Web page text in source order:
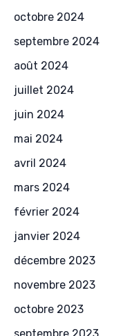
octobre 2024
septembre 2024
août 2024
juillet 2024
juin 2024
mai 2024
avril 2024
mars 2024
février 2024
janvier 2024
décembre 2023
novembre 2023
octobre 2023